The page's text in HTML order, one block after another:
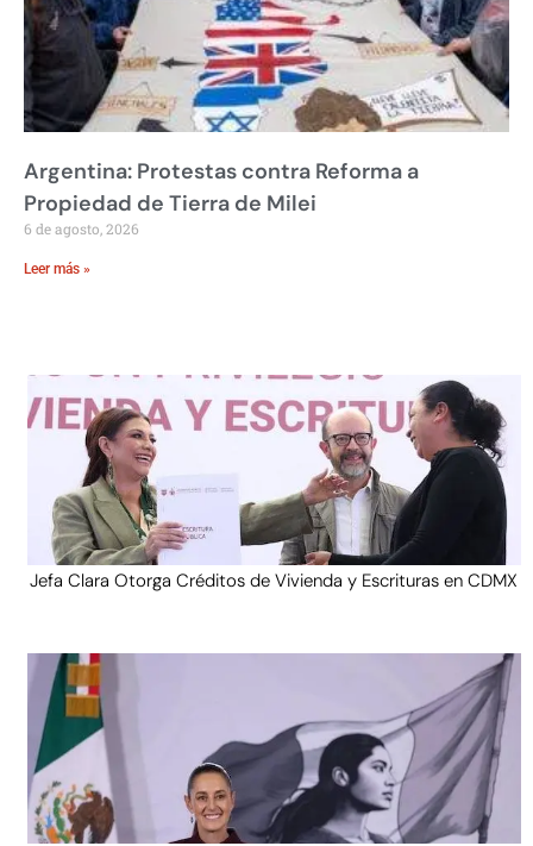
Argentina: Protestas contra Reforma a
Propiedad de Tierra de Milei
6 de agosto, 2026
Leer más »
Jefa Clara Otorga Créditos de Vivienda y Escrituras en CDMX